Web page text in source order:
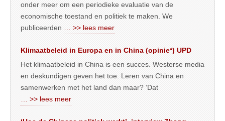
onder meer om een periodieke evaluatie van de
economische toestand en politiek te maken. We
publiceerden
… >> lees meer
Klimaatbeleid in Europa en in China (opinie*) UPD
Het klimaatbeleid in China is een succes. Westerse media
en deskundigen geven het toe. Leren van China en
samenwerken met het land dan maar? ‘Dat
… >> lees meer